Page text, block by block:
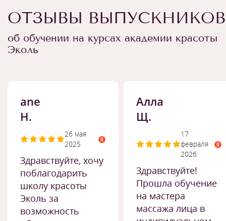
ОТЗЫВЫ ВЫПУСКНИКОВ
об обучении на курсах академии красоты
Эколь
ane
H.
26 мая
2025
Здравствуйте, хочу
поблагодарить
школу красоты
Эколь за
возможность
Алла
Щ.
17
февраля
2026
Здравствуйте!
Прошла обучение
на мастера
массажа лица в